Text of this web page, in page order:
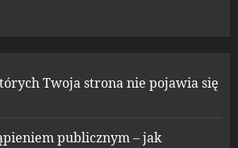
Twoja strona nie pojawia się
publicznym – jak